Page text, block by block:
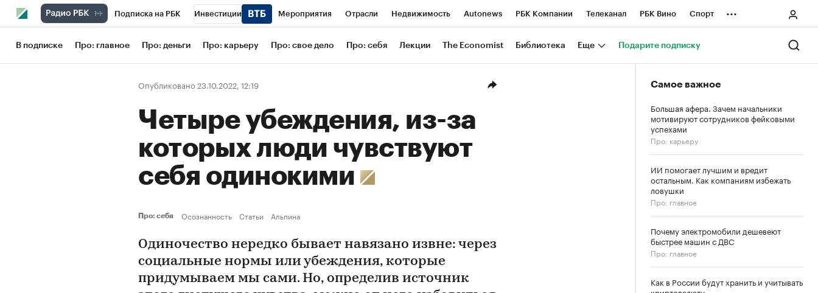
Подписка на РБК Инвестиции Мероприятия Отрасли Недвижимость Autonews РБК Компании Телеканал РБК Вино Спорт
Школа управления РБК РБК Образование РБК Life Тренды Визионеры Национальные проекты Город
Рынок наличной валюты
...
В подписке Про: главное Про: деньги Про: карьеру Про: свое дело Про: себя Лекции The Economist Библиотека Еще Подарите подписку
Опубликовано 23.10.2022, 12:19
Четыре убеждения, из-за
которых люди чувствуют
себя одинокими
Про: себя Осознанность Статьи Альпина
Одиночество нередко бывает навязано извне: через
социальные нормы или убеждения, которые
придумываем мы сами. Но, определив источник
Самое важное
Большая афера. Зачем начальники
мотивируют сотрудников фейковыми
успехами
Про: карьеру
ИИ помогает лучшим и вредит
остальным. Как компаниям избежать
ловушки
Про: главное
Почему электромобили дешевеют
быстрее машин с ДВС
Про: главное
Как в России будут хранить и учитывать